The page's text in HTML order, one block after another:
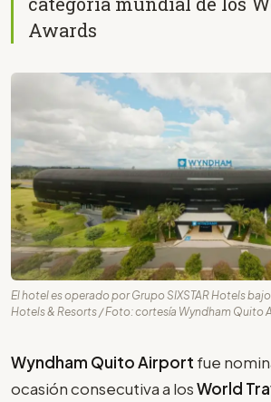
Awards
El hotel es operado por Grupo SIXSTAR Hotels
Hotels & Resorts / Foto: cortesía Wyndham Quito
Wyndham Quito Airport fue
ocasión consecutiva a losWorld